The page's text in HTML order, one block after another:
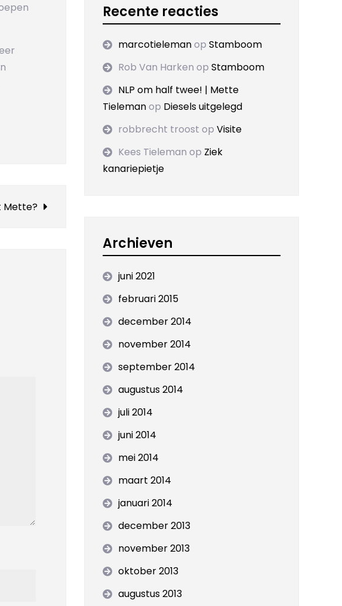
Mette?
Recente reacties
marcotielemanop Stamboom
Rob Van Harken op Stamboom
NLP om half twee! | Mette
Tielemanop Diesels uitgelegd
robbrecht troost op Visite
Kees Tieleman op Ziek
kanariepietje
Archieven
juni 2021
februari 2015
december 2014
november 2014
september 2014
augustus 2014
juli 2014
juni 2014
mei 2014
maart 2014
januari 2014
december 2013
november 2013
oktober 2013
augustus 2013